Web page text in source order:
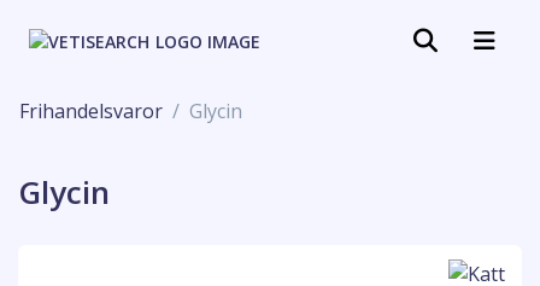
Frihandelsvaror Glycin
Glycin